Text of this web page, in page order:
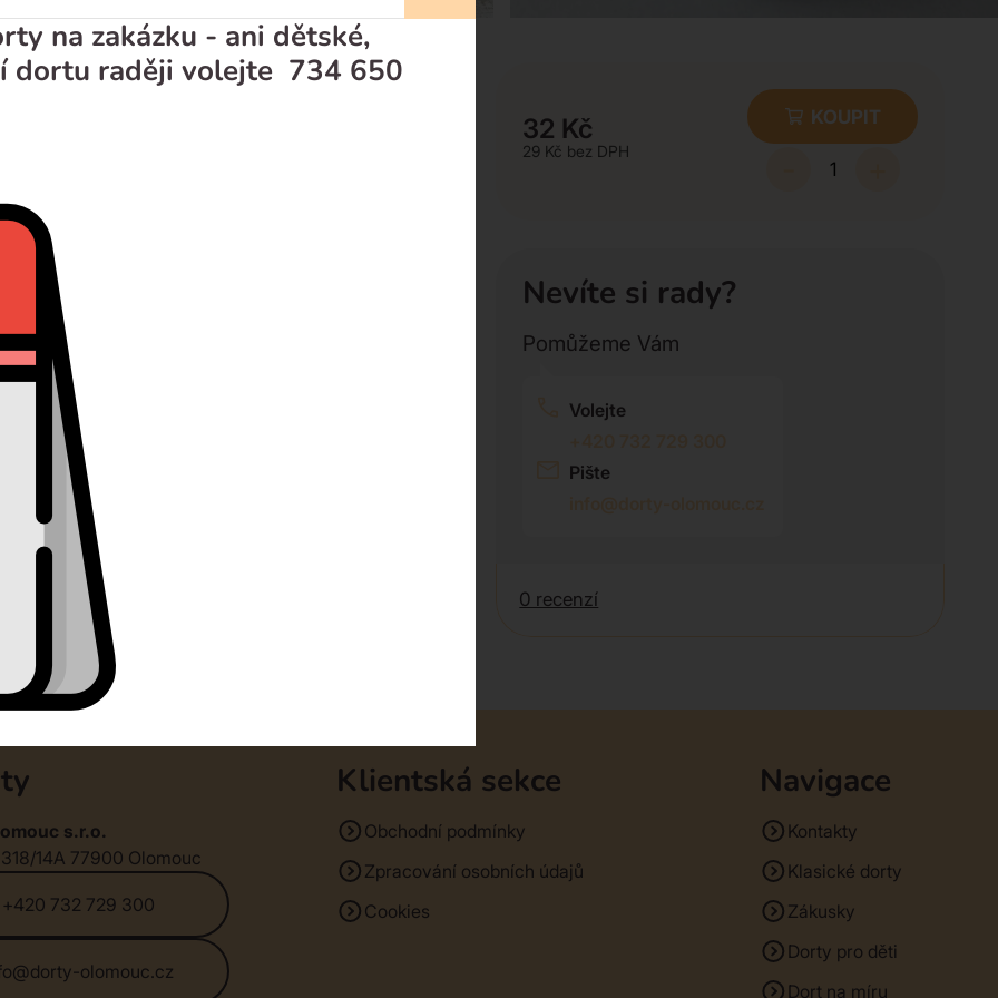
laskonky" slepované originální náplní s
a nádherně vláčné středy. Tyhle dokonalé sladkosti
32 Kč
29 Kč
KOUPIT
Nevíte si rady?
Pomůžeme Vám
Volejte
Pište
0 recenzí
s.r.o.
14A 77900 Olomouc
+420 732 729 300
olomouc.cz
Klientská sekce
Obchodní podmínky
Zpracování osobních údajů
Cookies
Navigace
Kontakty
Klasické dorty
Zákusky
Dorty pro děti
Dort na míru
na zakázku - ani dětské,
dortu raději volejte 734 650